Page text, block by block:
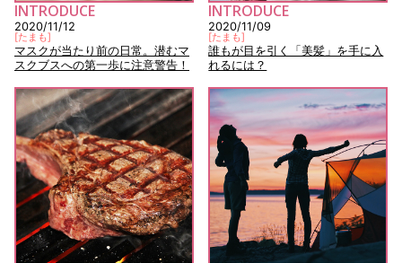
INTRODUCE
2020/11/12
[たまも]
マスクが当たり前の日常。潜むマ
スクブスへの第一歩に注意警告！
INTRODUCE
2020/11/09
[たまも]
誰もが目を引く「美髪」を手に入
れるには？